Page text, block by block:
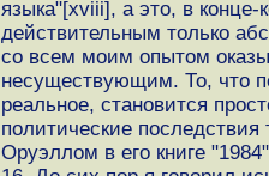
языка"[xviii], а это, в конце-
действительным только
со всем моим опытом
несуществующим. То, что
реальное, становится
политические
Оруэллом в его книге